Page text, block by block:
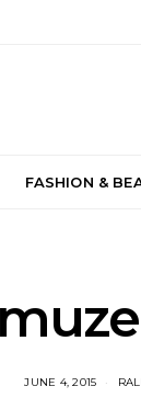
FASHION &
JUNE 4, 2015